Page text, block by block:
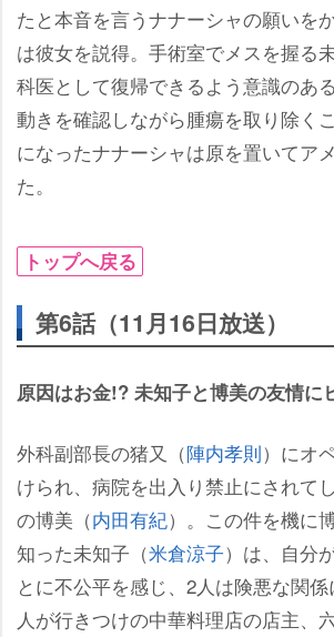
たと本音を言うナナーシャの願いを
は彼女を説得。手術室でメスを握る
科医として復帰できるよう意識のあ
動きを確認しながら腫瘍を取り除く
になったナナーシャは原を置いてア
た。
トップへ戻る
第6話（11月16日放送）
原因はお金!? 未知子と博美の友情に
外科副部長の猪又（陣内孝則）にオ
けられ、病院を出入り禁止にされて
の博美（内田有紀）。この件を機に
知った未知子（米倉涼子）は、自分
とに不公平を感じ、2人は険悪な関
人が行きつけの中華料理店の店主、